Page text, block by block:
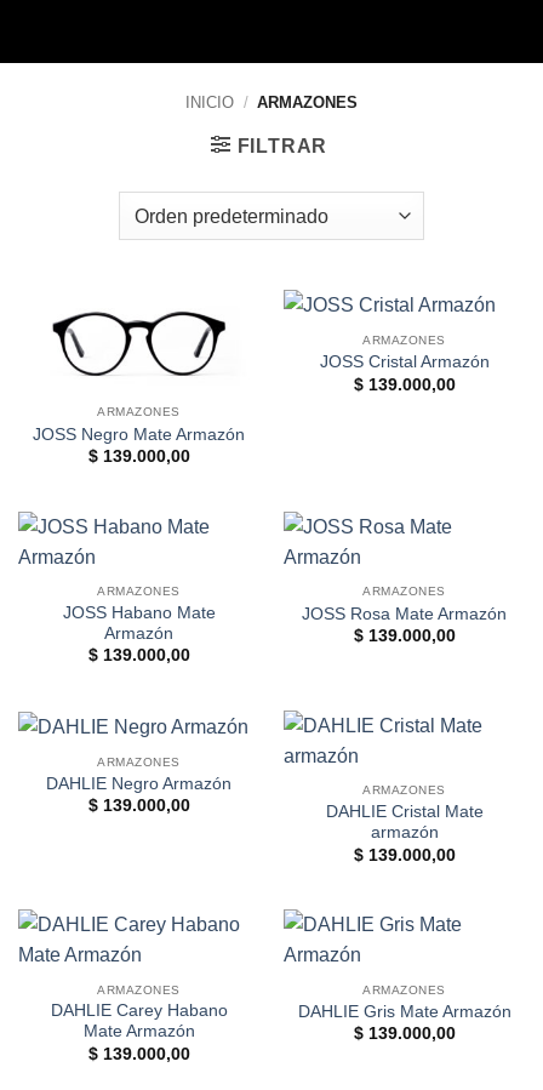
INICIO / ARMAZONES
FILTRAR
ARMAZONES
JOSS Negro Mate Armazón
$139.000,00
ARMAZONES
JOSS Cristal Armazón
$139.000,00
ARMAZONES
JOSS Habano Mate
Armazón
$139.000,00
ARMAZONES
JOSS Rosa Mate Armazón
$139.000,00
ARMAZONES
DAHLIE Negro Armazón
$139.000,00
ARMAZONES
DAHLIE Cristal Mate
armazón
$139.000,00
ARMAZONES
DAHLIE Carey Habano
Mate Armazón
$139.000,00
ARMAZONES
DAHLIE Gris Mate Armazón
$139.000,00